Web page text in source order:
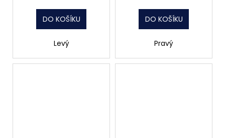
DO KOŠÍKU
Levý
DO KOŠÍKU
Pravý